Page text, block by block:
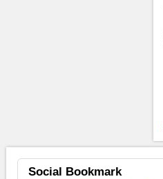
Social Bookmark